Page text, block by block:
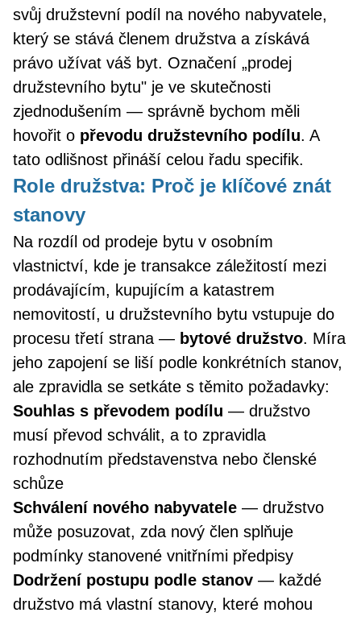
svůj družstevní podíl na nového nabyvatele,
který se stává členem družstva a získává
právo užívat váš byt. Označení „prodej
družstevního bytu" je ve skutečnosti
zjednodušením — správně bychom měli
hovořit o převodu družstevního podílu. A
tato odlišnost přináší celou řadu specifik.
Role družstva: Proč je klíčové znát
stanovy
Na rozdíl od prodeje bytu v osobním
vlastnictví, kde je transakce záležitostí mezi
prodávajícím, kupujícím a katastrem
nemovitostí, u družstevního bytu vstupuje do
procesu třetí strana — bytové družstvo. Míra
jeho zapojení se liší podle konkrétních stanov,
ale zpravidla se setkáte s těmito požadavky:
Souhlas s převodem podílu — družstvo
musí převod schválit, a to zpravidla
rozhodnutím představenstva nebo členské
schůze
Schválení nového nabyvatele — družstvo
může posuzovat, zda nový člen splňuje
podmínky stanovené vnitřními předpisy
Dodržení postupu podle stanov — každé
družstvo má vlastní stanovy, které mohou